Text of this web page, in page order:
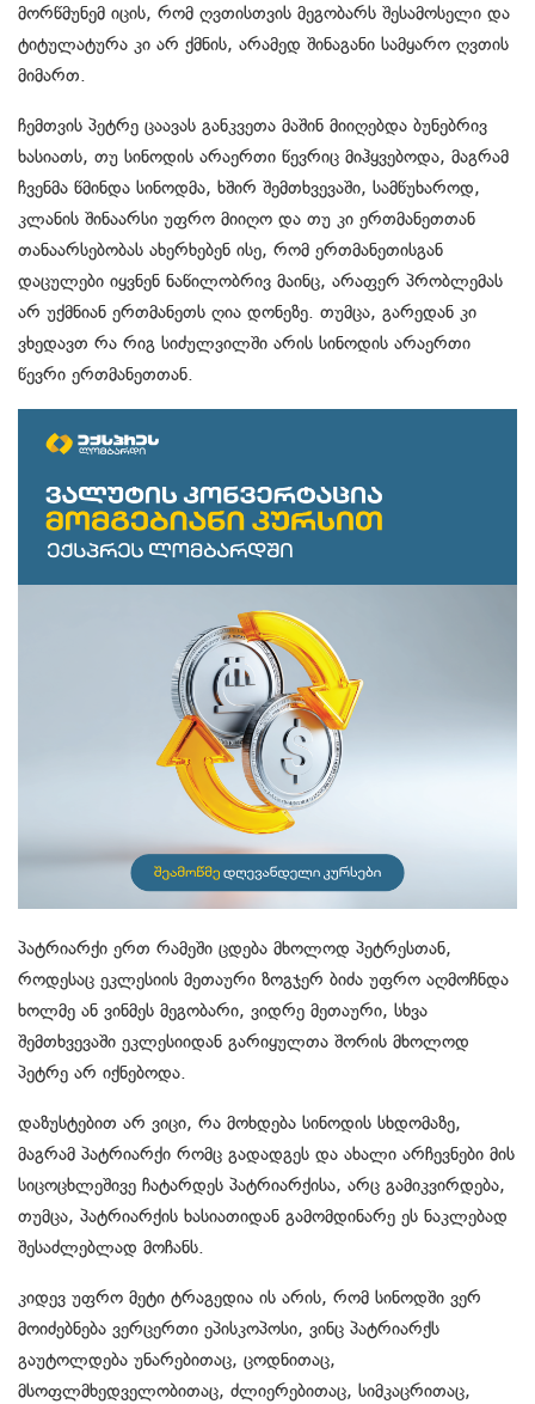
მორწმუნემ იცის, რომ ღვთისთვის მეგობარს შესამოსელი და
ტიტულატურა კი არ ქმნის, არამედ შინაგანი სამყარო ღვთის
მიმართ.
ჩემთვის პეტრე ცაავას განკვეთა მაშინ მიიღებდა ბუნებრივ
ხასიათს, თუ სინოდის არაერთი წევრიც მიჰყვებოდა, მაგრამ
ჩვენმა წმინდა სინოდმა, ხშირ შემთხვევაში, სამწუხაროდ,
კლანის შინაარსი უფრო მიიღო და თუ კი ერთმანეთთან
თანაარსებობას ახერხებენ ისე, რომ ერთმანეთისგან
დაცულები იყვნენ ნაწილობრივ მაინც, არაფერ პრობლემას
არ უქმნიან ერთმანეთს ღია დონეზე. თუმცა, გარედან კი
ვხედავთ რა რიგ სიძულვილში არის სინოდის არაერთი
წევრი ერთმანეთთან.
პატრიარქი ერთ რამეში ცდება მხოლოდ პეტრესთან,
როდესაც ეკლესიის მეთაური ზოგჯერ ბიძა უფრო აღმოჩნდა
ხოლმე ან ვინმეს მეგობარი, ვიდრე მეთაური, სხვა
შემთხვევაში ეკლესიიდან გარიყულთა შორის მხოლოდ
პეტრე არ იქნებოდა.
დაზუსტებით არ ვიცი, რა მოხდება სინოდის სხდომაზე,
მაგრამ პატრიარქი რომც გადადგეს და ახალი არჩევნები მის
სიცოცხლეშივე ჩატარდეს პატრიარქისა, არც გამიკვირდება,
თუმცა, პატრიარქის ხასიათიდან გამომდინარე ეს ნაკლებად
შესაძლებლად მოჩანს.
კიდევ უფრო მეტი ტრაგედია ის არის, რომ სინოდში ვერ
მოიძებნება ვერცერთი ეპისკოპოსი, ვინც პატრიარქს
გაუტოლდება უნარებითაც, ცოდნითაც,
მსოფლმხედველობითაც, ძლიერებითაც, სიმკაცრითაც,